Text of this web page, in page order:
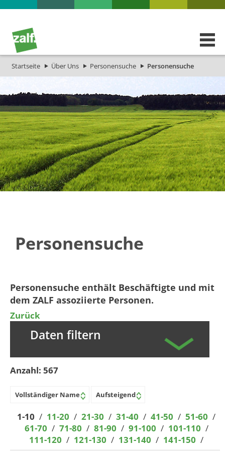
Startseite Über Uns Personensuche Personensuche
Personensuche
​​​​​​​​​​​​​​​​​​​​​​​​​​Personensuche enthält Beschäftigte und mit
dem ZALF assoziierte Personen.​​
Zurück
Daten filtern
Anzahl: 567
1-10 / 11-20 / 21-30 / 31-40 / 41-50 / 51-60 /
61-70 / 71-80 / 81-90 / 91-100 / 101-110 /
111-120 / 121-130 / 131-140 / 141-150 /